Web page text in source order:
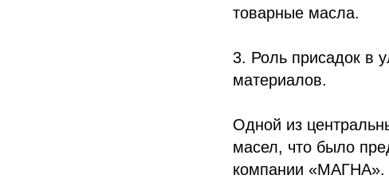
товарные масла.
3. Роль присадок в
материалов.
Одной из
масел, что было
компании «МАГНА».